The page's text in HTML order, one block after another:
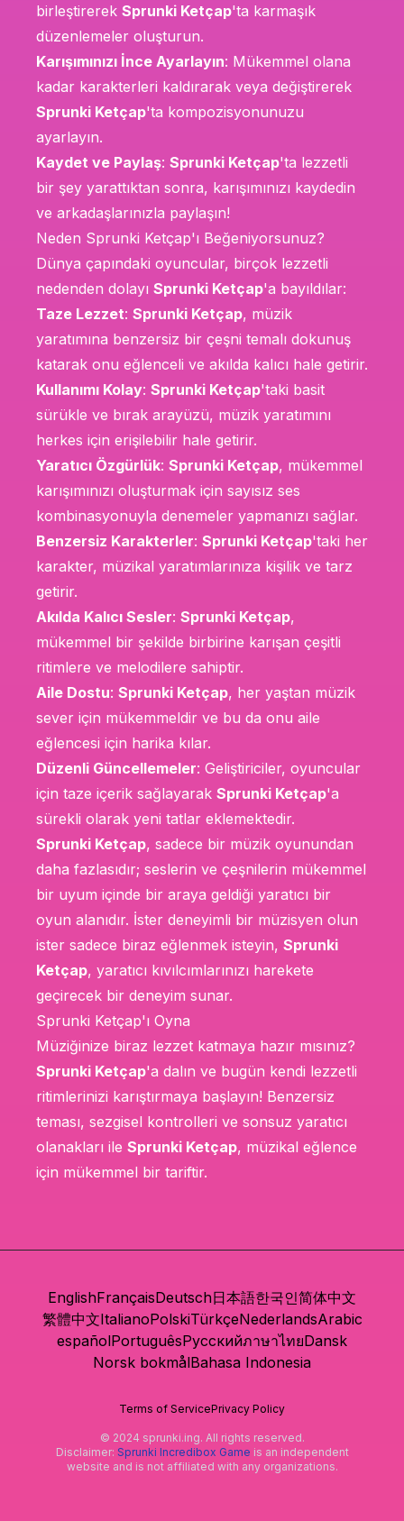
birleştirerek Sprunki Ketçap'ta karmaşık
düzenlemeler oluşturun.
Karışımınızı İnce Ayarlayın: Mükemmel olana
kadar karakterleri kaldırarak veya değiştirerek
Sprunki Ketçap'ta kompozisyonunuzu
ayarlayın.
Kaydet ve Paylaş: Sprunki Ketçap'ta lezzetli
bir şey yarattıktan sonra, karışımınızı kaydedin
ve arkadaşlarınızla paylaşın!
Neden Sprunki Ketçap'ı Beğeniyorsunuz?
Dünya çapındaki oyuncular, birçok lezzetli
nedenden dolayı Sprunki Ketçap'a bayıldılar:
Taze Lezzet: Sprunki Ketçap, müzik
yaratımına benzersiz bir çeşni temalı dokunuş
katarak onu eğlenceli ve akılda kalıcı hale getirir.
Kullanımı Kolay: Sprunki Ketçap'taki basit
sürükle ve bırak arayüzü, müzik yaratımını
herkes için erişilebilir hale getirir.
Yaratıcı Özgürlük: Sprunki Ketçap, mükemmel
karışımınızı oluşturmak için sayısız ses
kombinasyonuyla denemeler yapmanızı sağlar.
Benzersiz Karakterler: Sprunki Ketçap'taki her
karakter, müzikal yaratımlarınıza kişilik ve tarz
getirir.
Akılda Kalıcı Sesler: Sprunki Ketçap,
mükemmel bir şekilde birbirine karışan çeşitli
ritimlere ve melodilere sahiptir.
Aile Dostu: Sprunki Ketçap, her yaştan müzik
sever için mükemmeldir ve bu da onu aile
eğlencesi için harika kılar.
Düzenli Güncellemeler: Geliştiriciler, oyuncular
için taze içerik sağlayarak Sprunki Ketçap'a
sürekli olarak yeni tatlar eklemektedir.
Sprunki Ketçap, sadece bir müzik oyunundan
daha fazlasıdır; seslerin ve çeşnilerin mükemmel
bir uyum içinde bir araya geldiği yaratıcı bir
oyun alanıdır. İster deneyimli bir müzisyen olun
ister sadece biraz eğlenmek isteyin, Sprunki
Ketçap, yaratıcı kıvılcımlarınızı harekete
geçirecek bir deneyim sunar.
Sprunki Ketçap'ı Oyna
Müziğinize biraz lezzet katmaya hazır mısınız?
Sprunki Ketçap'a dalın ve bugün kendi lezzetli
ritimlerinizi karıştırmaya başlayın! Benzersiz
teması, sezgisel kontrolleri ve sonsuz yaratıcı
olanakları ile Sprunki Ketçap, müzikal eğlence
için mükemmel bir tariftir.
EnglishFrançaisDeutsch日本語한국인简体中文
繁體中文ItalianoPolskiTürkçeNederlandsArabic
españolPortuguêsРусскийภาษาไทยDansk
Norsk bokmålBahasa Indonesia
Terms of ServicePrivacy Policy
© 2024 sprunki.ing. All rights reserved.
Disclaimer: Sprunki Incredibox Game is an independent
website and is not affiliated with any organizations.